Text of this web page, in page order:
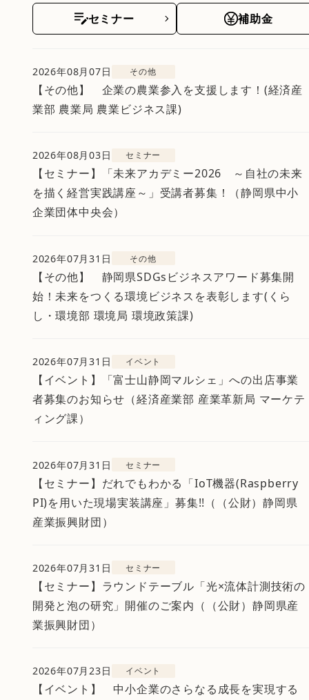
セミナー 補助金
【その他】 企業の農業参入を支援します！(経済産
業部 農業局 農業ビジネス課)
2026年08月07日 その他
【セミナー】「未来アカデミー2026 ～自社の未来
を描く経営実践講座～」受講者募集！（静岡県中小
企業団体中央会）
2026年08月03日 セミナー
【その他】 静岡県SDGsビジネスアワード募集開
始！未来をつくる環境ビジネスを表彰します(くら
し・環境部 環境局 環境政策課)
2026年07月31日 その他
【イベント】「富士山静岡マルシェ」への出店事業
者募集のお知らせ（経済産業部 産業革新局 マーケテ
ィング課）
2026年07月31日 イベント
【セミナー】だれでもわかる「IoT機器(Raspberry
PI)を用いた現場実装講座」募集!!（（公財）静岡県
産業振興財団）
2026年07月31日 セミナー
【セミナー】ラウンドテーブル「光×流体計測技術の
開発と泡の研究」開催のご案内（（公財）静岡県産
業振興財団）
2026年07月31日 セミナー
【イベント】 中小企業のさらなる成長を実現する
2026年07月23日 イベント